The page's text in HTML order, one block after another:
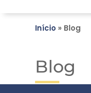
Início » Blog
Blog